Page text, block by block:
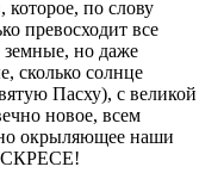
которое, по слову
превосходит все
земные, но даже
сколько солнце
Пасху), с великой
новое, всем
окрыляющее наши